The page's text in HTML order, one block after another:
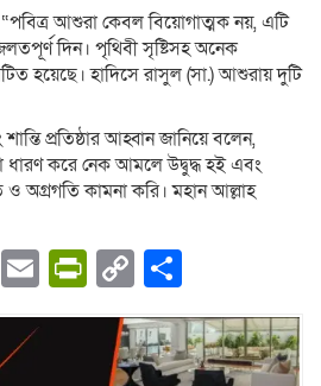
আশুরা কেবল বিয়োগাত্মক নয়, এটি
দিন। পৃথিবী সৃষ্টিসহ অনেক
হয়েছে। হাদিসে রাসুল (সা.) আশুরায় দুটি
প্রতিষ্ঠার আহ্বান জানিয়ে বলেন,
করে নেক আমলে উদ্বুদ্ধ হই এবং
অগ্রগতি কামনা করি। মহান আল্লাহ
WhatsApp
EmailPrintFriendly
Copy
Link